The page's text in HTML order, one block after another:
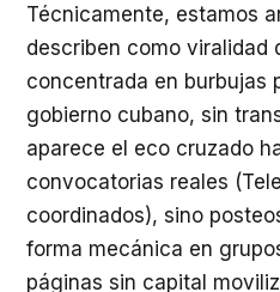
Técnicamente, estamos
describen como viralidad
concentrada en burbujas
gobierno cubano, sin
aparece el eco cruzado
convocatorias reales
coordinados), sino
forma mecánica en
páginas sin capital